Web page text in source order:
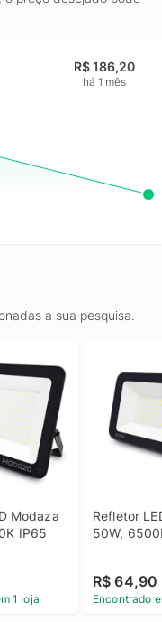
R$ 186,20
há 1 mês
a sua pesquisa.
Modaza
IP65
1 loja
Refletor
50W,
R$ 64,90
Encontrado